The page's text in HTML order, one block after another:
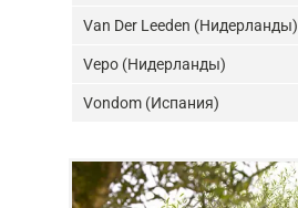
Van Der Leeden (Нидерланды)
Vepo (Нидерланды)
Vondom (Испания)